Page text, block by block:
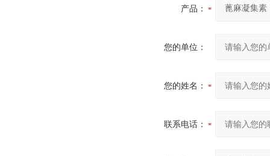
产品：
您的单位：
您的姓名：
联系电话：